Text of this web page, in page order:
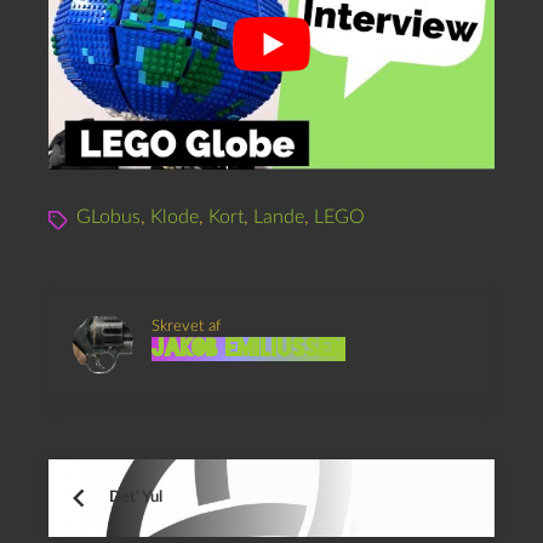
GLobus, Klode, Kort, Lande, LEGO
Skrevet af
Jakob Emiliussen
Det’ Yul